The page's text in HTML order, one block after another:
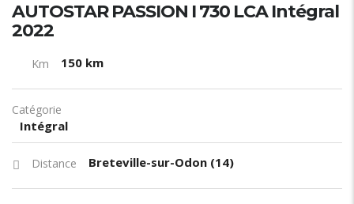
AUTOSTAR PASSION I 730 LCA Intégral
2022
Km 150 km
Catégorie
Intégral
Distance Breteville-sur-Odon (14)